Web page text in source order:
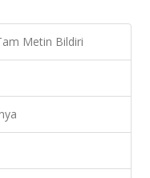
Metin Bildiri